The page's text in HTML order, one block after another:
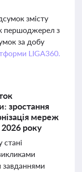
змісту
першоджерел з
за добу
LIGA360.
зростання
мереж
2026 року
стані
завданнями